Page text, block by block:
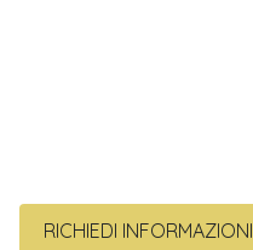
RICHIEDI INFORMAZIONI